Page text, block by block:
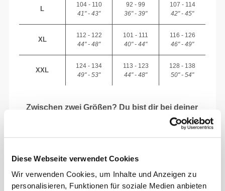
Diese Webseite verwendet Cookies
Wir verwenden Cookies, um Inhalte und Anzeigen zu
personalisieren, Funktionen für soziale Medien anbieten
L
104 - 110
41" - 43"
92 - 99
36" - 39"
107 - 114
42" - 45"
XL
112 - 122
44" - 48"
101 - 111
40" - 44"
116 - 126
46" - 49"
XXL
124 - 134
49" - 53"
113 - 123
44" - 48"
128 - 138
50" - 54"
Zwischen zwei Größen? Du bist dir bei deiner
eine Größe kleiner für eine engere Passform.
der tatsächlichen Größe entsprechen.